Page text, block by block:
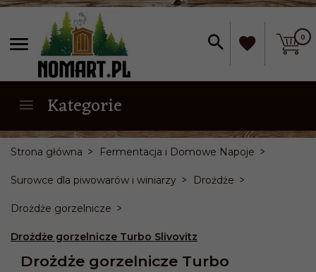
0
Kategorie
Strona główna Fermentacja i Domowe Napoje
Surowce dla piwowarów i winiarzy Drożdże
Drożdże gorzelnicze
Drożdże gorzelnicze Turbo Slivovitz
Drożdże gorzelnicze Turbo